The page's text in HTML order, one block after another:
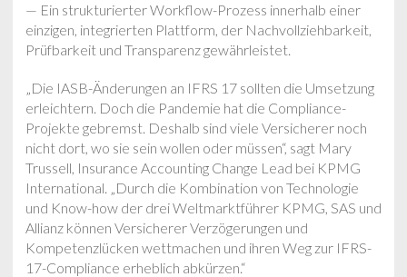
— Ein strukturierter Workflow-Prozess innerhalb einer
einzigen, integrierten Plattform, der Nachvollziehbarkeit,
Prüfbarkeit und Transparenz gewährleistet.
„Die IASB-Änderungen an IFRS 17 sollten die Umsetzung
erleichtern. Doch die Pandemie hat die Compliance-
Projekte gebremst. Deshalb sind viele Versicherer noch
nicht dort, wo sie sein wollen oder müssen“, sagt Mary
Trussell, Insurance Accounting Change Lead bei KPMG
International. „Durch die Kombination von Technologie
und Know-how der drei Weltmarktführer KPMG, SAS und
Allianz können Versicherer Verzögerungen und
Kompetenzlücken wettmachen und ihren Weg zur IFRS-
17-Compliance erheblich abkürzen.“